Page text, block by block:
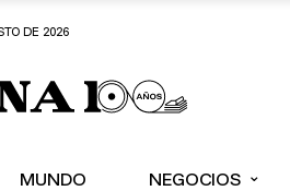
DE 2026
MUNDO NEGOCIOS ⌄